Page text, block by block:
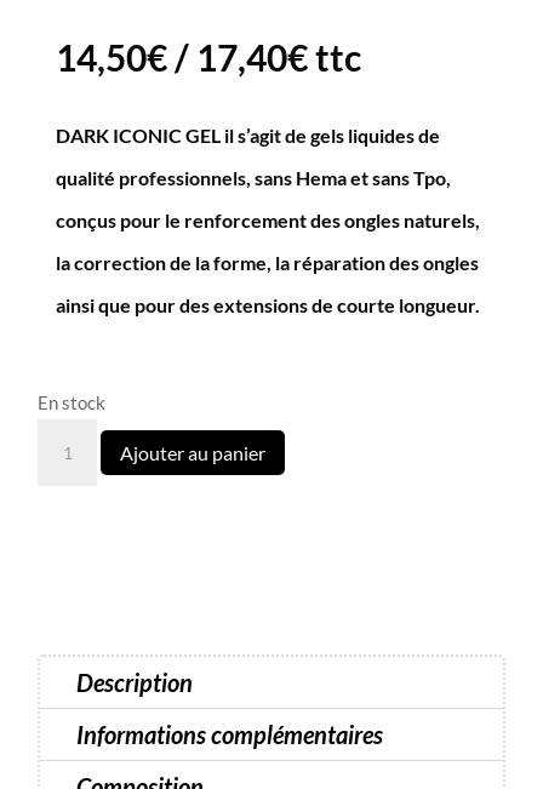
14,50€/ 17,40€ttc
DARK ICONIC GEL il s’agit de gels liquides de
qualité professionnels, sans Hema et sans Tpo,
conçus pour le renforcement des ongles naturels,
la correction de la forme, la réparation des ongles
ainsi que pour des extensions de courte longueur.
En stock
quantité
ml
Ajouter au panier
Description
Informations complémentaires